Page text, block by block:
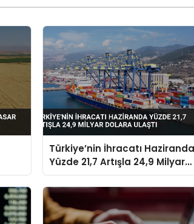
Türkiye’nin İhracatı
Yüzde 21,7 Artışla 24,9 Milyar
Dolara Ulaştı